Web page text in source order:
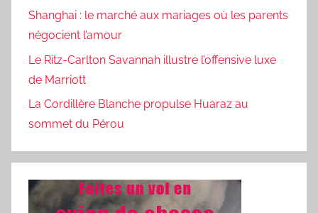
Shanghai : le marché aux mariages où les parents
négocient l’amour
Le Ritz-Carlton Savannah illustre l’offensive luxe
de Marriott
La Cordillère Blanche propulse Huaraz au
sommet du Pérou